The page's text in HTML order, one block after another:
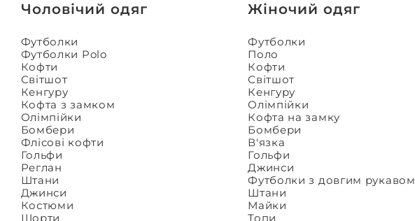
Чоловічий одяг
Футболки
Футболки Polo
Кофти
Світшот
Кенгуру
Кофта з замком
Олімпійки
Бомбери
Флісові кофти
Гольфи
Реглан
Штани
Джинси
Костюми
Шорти
Жіночий одяг
Футболки
Поло
Кофти
Світшот
Кенгуру
Олімпійки
Кофта на замку
Бомбери
В'язка
Гольфи
Джинси
Футболки з довгим рукавом
Штани
Майки
Топи